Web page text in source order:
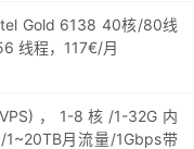
Gold 6138 40核/80线
线程，117€/月
，1-8核/1-32G内
月流量/1Gbps带